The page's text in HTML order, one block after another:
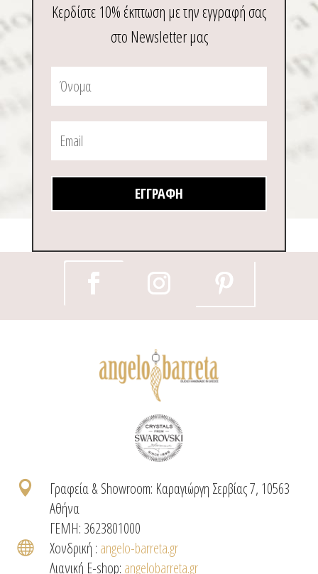
Κερδίστε 10% έκπτωση με την εγγραφή σας
στο Newsletter μας
ΕΓΓΡΑΦΉ

Γραφεία & Showroom: Καραγιώργη Σερβίας 7, 10563
Αθήνα
ΓΕΜΗ: 3623801000
 Χονδρική : angelo-barreta.gr
Λιανική E-shop: angelobarreta.gr